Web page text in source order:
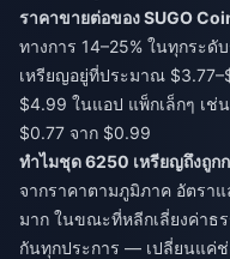
ราคาขายต่อของ SUGO
ทางการ 14–25% ในทุกระ
เหรียญอยู่ที่ประมาณ
$4.99 ในแอป แพ็กเล็กๆ เช่
$0.77 จาก $0.99
ทำไมชุด 6250 เหรียญถึงถูก
จากราคาตามภูมิภาค อัตรา
มาก ในขณะที่หลีกเลี่ยงค่าธ
กันทุกประการ — เปลี่ยนแค่